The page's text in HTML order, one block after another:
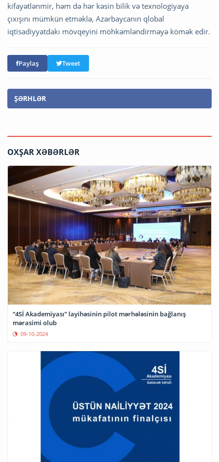
kifayətlənmir, həm də hər kəsin bilik və texnologiyaya
çıxışını mümkün etməklə, Azərbaycanın qlobal
iqtisadiyyatdakı mövqeyini möhkəmləndirməyə kömək edir.
Paylaş Tweet
ŞƏRHLƏR
OXŞAR XƏBƏRLƏR
“4Sİ Akademiyası” layihəsinin pilot mərhələsinin bağlanış
mərasimi olub
09-10-2024